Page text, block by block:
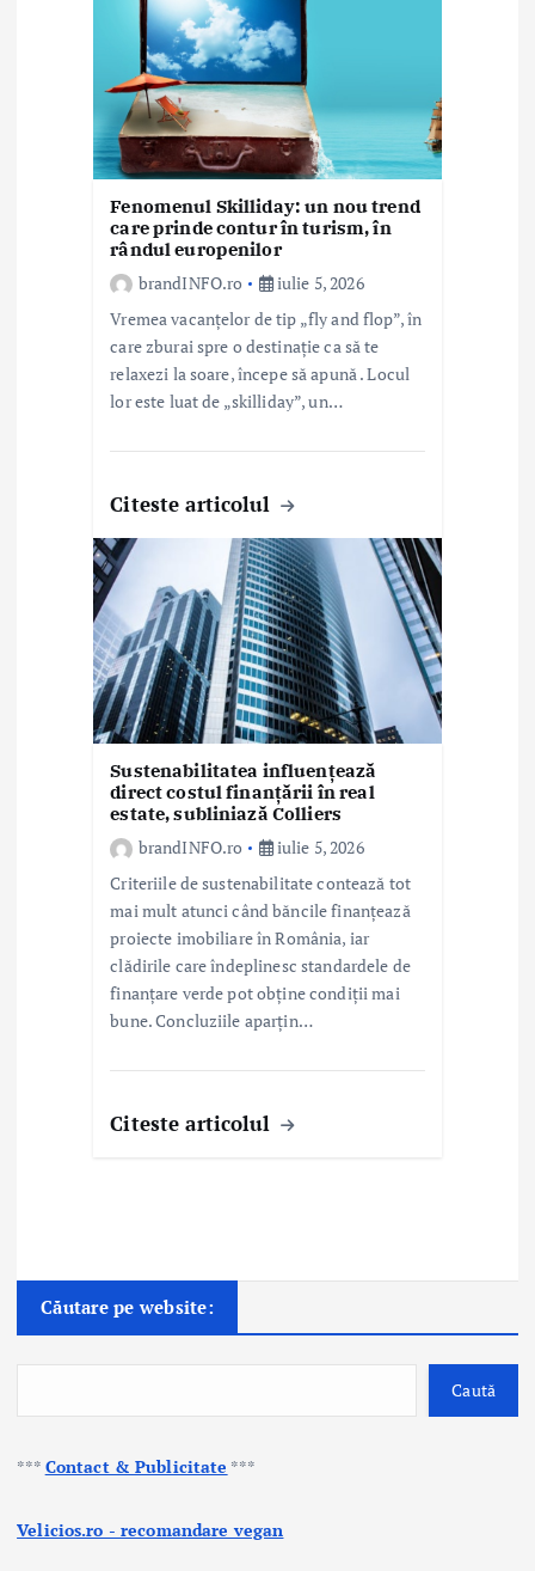
Fenomenul Skilliday: un nou trend
care prinde contur în turism, în
rândul europenilor
brandINFO.ro
iulie 5, 2026
Vremea vacanțelor de tip „fly and flop”, în
care zburai spre o destinație ca să te
relaxezi la soare, începe să apună . Locul
lor este luat de „skilliday”, un…
Citeste articolul
Sustenabilitatea influențează
direct costul finanțării în real
estate, subliniază Colliers
brandINFO.ro
iulie 5, 2026
Criteriile de sustenabilitate contează tot
mai mult atunci când băncile finanțează
proiecte imobiliare în România, iar
clădirile care îndeplinesc standardele de
finanțare verde pot obține condiții mai
bune. Concluziile aparțin…
Citeste articolul
Căutare pe website:
Caută
*** Contact & Publicitate ***
Velicios.ro - recomandare vegan